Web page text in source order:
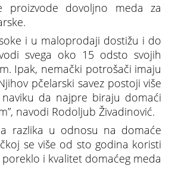
dovoljno meda za
i u maloprodaji dostižu i do
svega oko 15 odsto svojih
Ipak, nemački potrošači imaju
pčelarski savez postoji više
da najpre biraju domaći
navodi Rodoljub Živadinović.
razlika u odnosu na domaće
se više od sto godina koristi
i kvalitet domaćeg meda